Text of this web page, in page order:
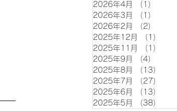
2026年4月
（1）
2026年3月
（1）
2026年2月
（2）
2025年12月
（1）
2025年11月
（1）
2025年9月
（4）
2025年8月
（13）
2025年7月
（27）
2025年6月
（13）
2025年5月
（38）